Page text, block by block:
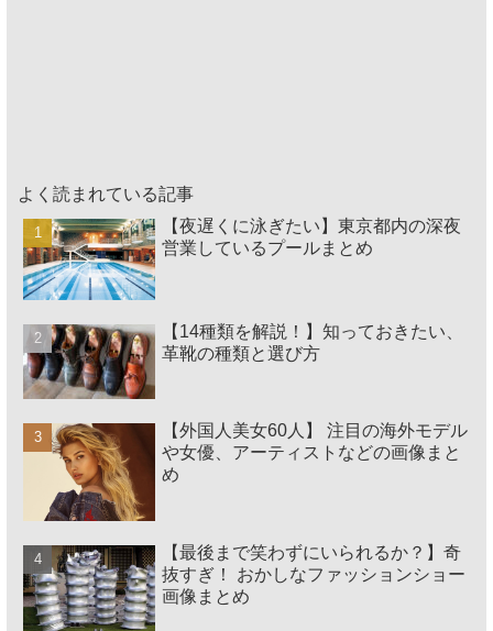
よく読まれている記事
【夜遅くに泳ぎたい】東京都内の深夜
営業しているプールまとめ
【14種類を解説！】知っておきたい、
革靴の種類と選び方
【外国人美女60人】 注目の海外モデル
や女優、アーティストなどの画像まと
め
【最後まで笑わずにいられるか？】奇
抜すぎ！ おかしなファッションショー
画像まとめ